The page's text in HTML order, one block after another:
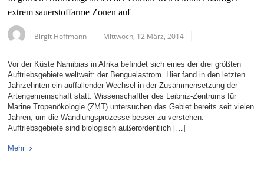
extrem sauerstoffarme Zonen auf
Birgit Hoffmann Mittwoch, 12 März, 2014
Vor der Küste Namibias in Afrika befindet sich eines der drei größten
Auftriebsgebiete weltweit: der Benguelastrom. Hier fand in den letzten
Jahrzehnten ein auffallender Wechsel in der Zusammensetzung der
Artengemeinschaft statt. Wissenschaftler des Leibniz-Zentrums für
Marine Tropenökologie (ZMT) untersuchen das Gebiet bereits seit vielen
Jahren, um die Wandlungsprozesse besser zu verstehen.
Auftriebsgebiete sind biologisch außerordentlich […]
Mehr